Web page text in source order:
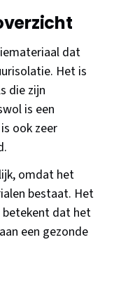
dat
Het is
die zijn
is een
ook zeer
omdat het
bestaat. Het
betekent dat het
een gezonde